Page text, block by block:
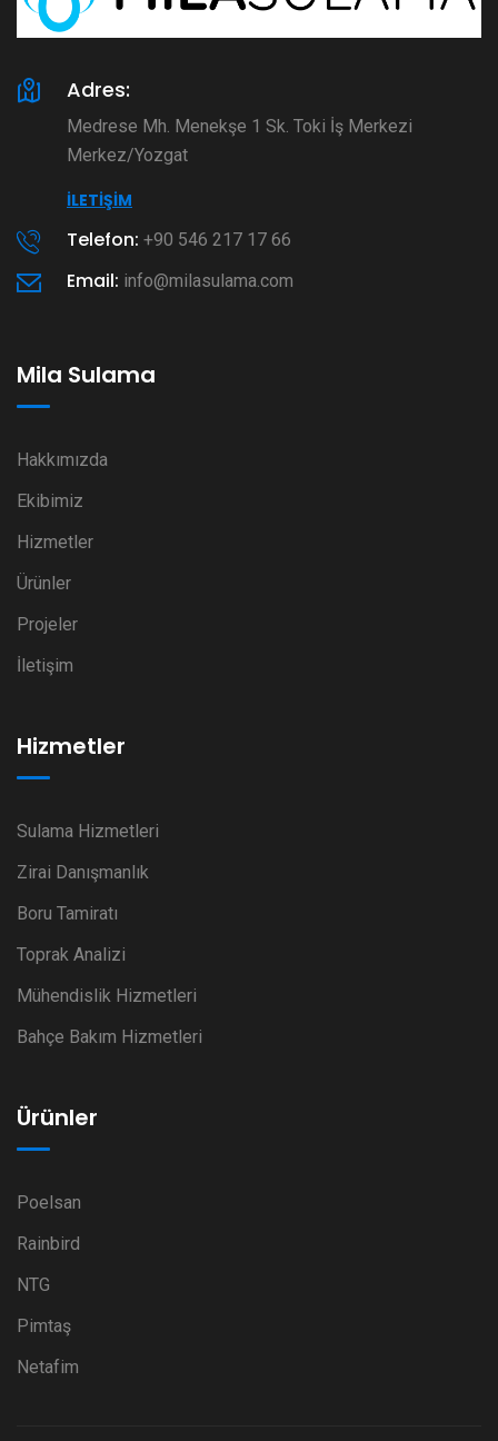
Adres:
Medrese Mh. Menekşe 1 Sk. Toki İş Merkezi
Merkez/Yozgat
İLETIŞIM
Telefon: +90 546 217 17 66
Email: info@milasulama.com
Mila Sulama
Hakkımızda
Ekibimiz
Hizmetler
Ürünler
Projeler
İletişim
Hizmetler
Sulama Hizmetleri
Zirai Danışmanlık
Boru Tamiratı
Toprak Analizi
Mühendislik Hizmetleri
Bahçe Bakım Hizmetleri
Ürünler
Poelsan
Rainbird
NTG
Pimtaş
Netafim